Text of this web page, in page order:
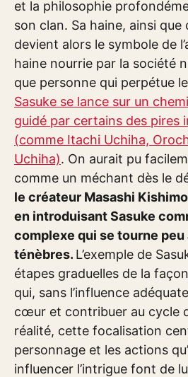
et la philosophie
son clan. Sa haine, ainsi que
devient alors le symbole de
haine nourrie par la société
que personne qui perpétue
Sasuke se lance sur un
guidé par certains des pires
(comme Itachi Uchiha,
Uchiha). On aurait pu
comme un méchant dès le
le créateur Masashi
en introduisant Sasuke
complexe qui se tourne peu
ténèbres. L’exemple de
étapes graduelles de la
qui, sans l’influence
cœur et contribuer au cycle
réalité, cette focalisation
personnage et les actions
influencer l’intrigue font de